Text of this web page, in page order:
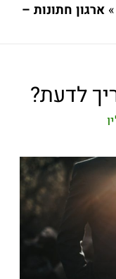
» ארגון חתונות –
לדעת?